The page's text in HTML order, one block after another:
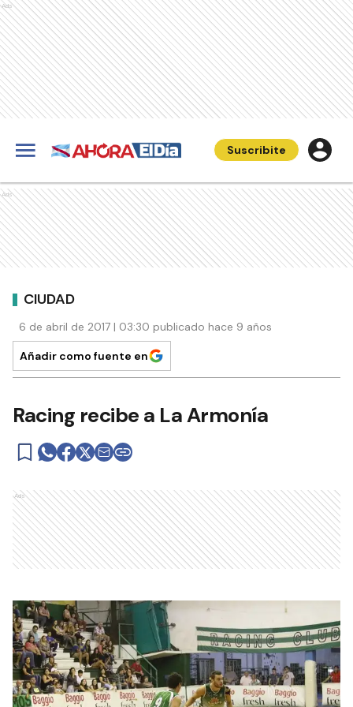
Ads
Suscribite
Ads
CIUDAD
6 de abril de 2017 | 03:30 publicado hace 9 años
Añadir como fuente en
Racing recibe a La Armonía
Ads